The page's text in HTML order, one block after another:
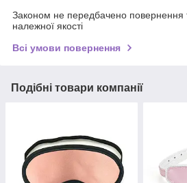
Законом не передбачено повернення
належної якості
Всі умови повернення
Подібні товари компанії